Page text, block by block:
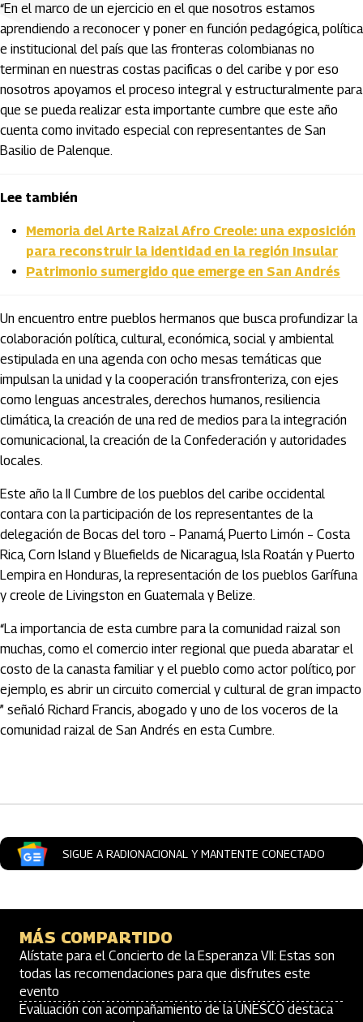
“En el marco de un ejercicio en el que nosotros estamos
aprendiendo a reconocer y poner en función pedagógica, política
e institucional del país que las fronteras colombianas no
terminan en nuestras costas pacificas o del caribe y por eso
nosotros apoyamos el proceso integral y estructuralmente para
que se pueda realizar esta importante cumbre que este año
cuenta como invitado especial con representantes de San
Basilio de Palenque.
Lee también
Memoria del Arte Raizal Afro Creole: una exposición
para reconstruir la identidad en la región Insular
Patrimonio sumergido que emerge en San Andrés
Un encuentro entre pueblos hermanos que busca profundizar la
colaboración política, cultural, económica, social y ambiental
estipulada en una agenda con ocho mesas temáticas que
impulsan la unidad y la cooperación transfronteriza, con ejes
como lenguas ancestrales, derechos humanos, resiliencia
climática, la creación de una red de medios para la integración
comunicacional, la creación de la Confederación y autoridades
locales.
Este año la II Cumbre de los pueblos del caribe occidental
contara con la participación de los representantes de la
delegación de Bocas del toro – Panamá, Puerto Limón – Costa
Rica, Corn Island y Bluefields de Nicaragua, Isla Roatán y Puerto
Lempira en Honduras, la representación de los pueblos Garífuna
y creole de Livingston en Guatemala y Belize.
“La importancia de esta cumbre para la comunidad raizal son
muchas, como el comercio inter regional que pueda abaratar el
costo de la canasta familiar y el pueblo como actor político, por
ejemplo, es abrir un circuito comercial y cultural de gran impacto
” señaló Richard Francis, abogado y uno de los voceros de la
comunidad raizal de San Andrés en esta Cumbre.
SIGUE A RADIONACIONAL Y MANTENTE CONECTADO
MÁS COMPARTIDO
Alístate para el Concierto de la Esperanza VII: Estas son
todas las recomendaciones para que disfrutes este
evento
Evaluación con acompañamiento de la UNESCO destaca